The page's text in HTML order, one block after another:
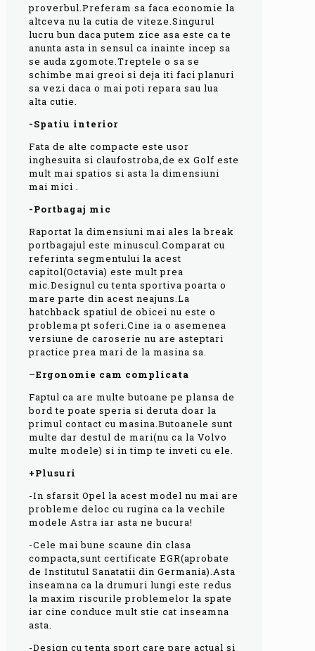
proverbul.Preferam sa faca economie la
altceva nu la cutia de viteze.Singurul
lucru bun daca putem zice asa este ca te
anunta asta in sensul ca inainte incep sa
se auda zgomote.Treptele o sa se
schimbe mai greoi si deja iti faci planuri
sa vezi daca o mai poti repara sau lua
alta cutie.
-Spatiu interior
Fata de alte compacte este usor
inghesuita si claufostroba,de ex Golf este
mult mai spatios si asta la dimensiuni
mai mici .
-Portbagaj mic
Raportat la dimensiuni mai ales la break
portbagajul este minuscul.Comparat cu
referinta segmentului la acest
capitol(Octavia) este mult prea
mic.Designul cu tenta sportiva poarta o
mare parte din acest neajuns.La
hatchback spatiul de obicei nu este o
problema pt soferi.Cine ia o asemenea
versiune de caroserie nu are asteptari
practice prea mari de la masina sa.
–Ergonomie cam complicata
Faptul ca are multe butoane pe plansa de
bord te poate speria si deruta doar la
primul contact cu masina.Butoanele sunt
multe dar destul de mari(nu ca la Volvo
multe modele) si in timp te inveti cu ele.
+Plusuri
-In sfarsit Opel la acest model nu mai are
probleme deloc cu rugina ca la vechile
modele Astra iar asta ne bucura!
-Cele mai bune scaune din clasa
compacta,sunt certificate EGR(aprobate
de Institutul Sanatatii din Germania).Asta
inseamna ca la drumuri lungi este redus
la maxim riscurile problemelor la spate
iar cine conduce mult stie cat inseamna
asta.
-Design cu tenta sport care pare actual si